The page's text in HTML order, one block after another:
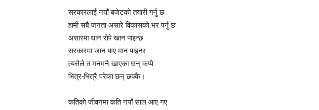
सरकारलाई नयाँ बजेटकाे तयारी गर्नु छ
हामी सबै जनता असारे विकासकाे भर पर्नु छ
असारमा धान राेपे खान पाइन्छ
सरकारमा जान पाए मान पाइन्छ
त्यसैले त मनमनै खाएका छन् कप्पै
भित्र-भित्रै परेका छन् छक्कै।
कतिकाे जीवनमा कति नयाँ साल आए गए